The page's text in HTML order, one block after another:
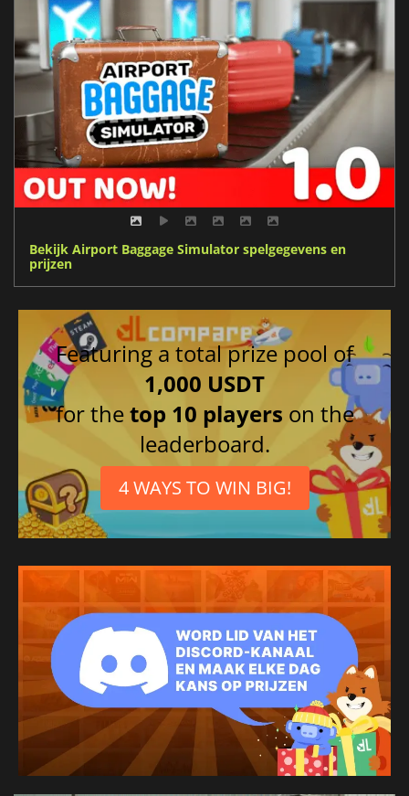
Bekijk Airport Baggage Simulator spelgegevens en
prijzen
Featuring a total prize pool of
1,000 USDT
for thetop 10 players on the
leaderboard.
4 WAYS TO WIN BIG!